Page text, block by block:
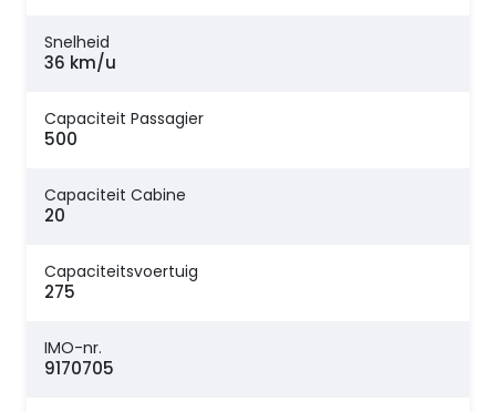
Snelheid
36 km/u
Capaciteit Passagier
500
Capaciteit Cabine
20
Capaciteitsvoertuig
275
IMO-nr.
9170705